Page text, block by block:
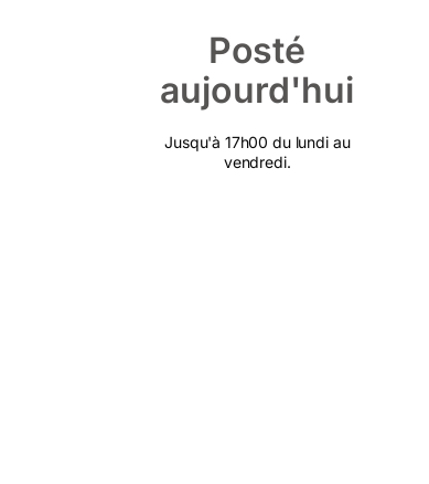
Posté
aujourd'hui
Jusqu'à 17h00 du lundi au
vendredi.